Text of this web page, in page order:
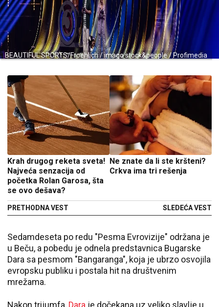
BEAUTIFUL SPORTS/Froehlich / imago stock&people / Profimedia
Krah drugog reketa sveta!
Najveća senzacija od
početka Rolan Garosa, šta
se ovo dešava?
PRETHODNA VEST
Ne znate da li ste kršteni?
Crkva ima tri rešenja
SLEDEĆA VEST
Sedamdeseta po redu "Pesma Evrovizije" održana je
u Beču, a pobedu je odnela predstavnica Bugarske
Dara sa pesmom "Bangaranga", koja je ubrzo osvojila
evropsku publiku i postala hit na društvenim
mrežama.
Nakon trijumfa, Dara je dočekana uz veliko slavlje u